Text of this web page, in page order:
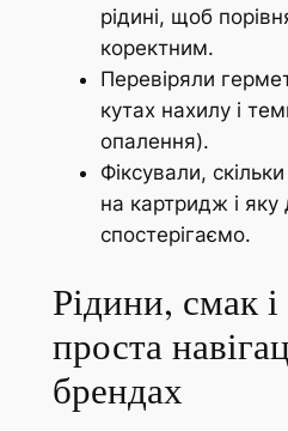
рідині, щоб
коректним.
Перевіряли
кутах нахилу і
опалення).
Фіксували,
на картридж і
спостерігаємо.
Рідини, смак і
проста
брендах